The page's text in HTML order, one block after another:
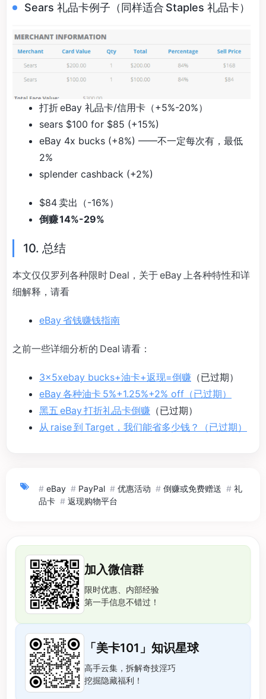
Sears 礼品卡例子（同样适合 Staples 礼品卡）
打折 eBay 礼品卡/信用卡（+5%-20%）
sears $100 for $85 (+15%)
eBay 4x bucks (+8%) ——不一定每次有，最低
2%
splender cashback (+2%)
$84 卖出（-16%）
倒赚 14%-29%
10. 总结
本文仅仅罗列各种限时 Deal，关于 eBay 上各种特性和详
细解释，请看
eBay 省钱赚钱指南
之前一些详细分析的 Deal 请看：
3x5xebay bucks+油卡+返现=倒赚 （已过期）
eBay 各种油卡 5%+1.25%+2% off （已过期）
黑五 eBay 打折礼品卡倒赚 （已过期）
从 raise 到 Target，我们能省多少钱？
（已过期）
# eBay # PayPal # 优惠活动 # 倒赚或免费赠送 # 礼
品卡 # 返现购物平台
加入微信群
限时优惠、内部经验
第一手信息不错过！
「美卡101」知识星球
高手云集，拆解奇技淫巧
挖掘隐藏福利！